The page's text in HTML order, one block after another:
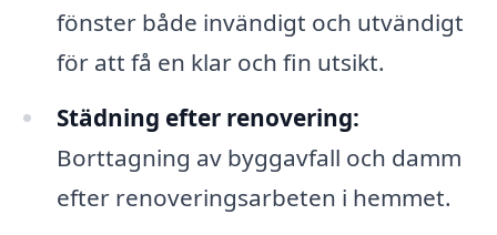
fönster både invändigt och utvändigt
för att få en klar och fin utsikt.
Städning efter renovering:
Borttagning av byggavfall och damm
efter renoveringsarbeten i hemmet.